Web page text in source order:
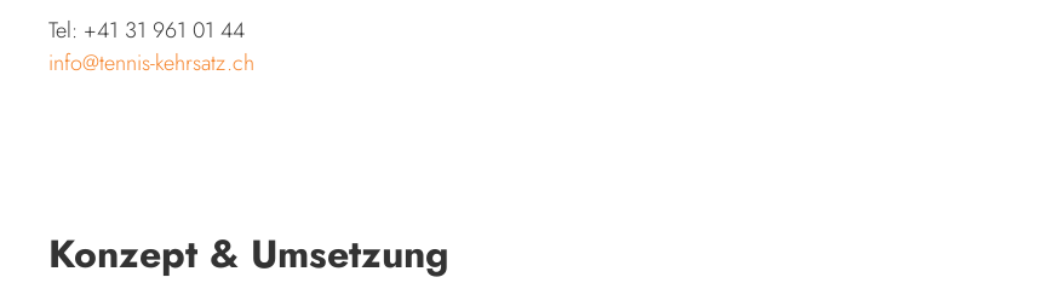
Tel: +41 31 961 01 44
info tennis-kehrsatz.ch
Konzept & Umsetzung